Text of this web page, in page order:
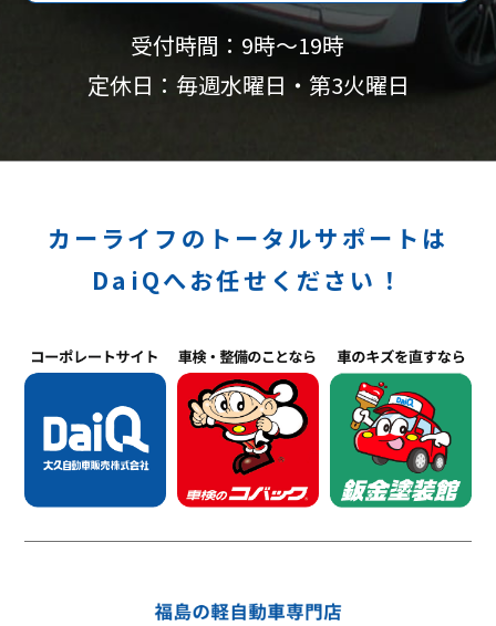
受付時間：9時〜19時
定休日：毎週水曜日・第3火曜日
カーライフのトータルサポートは
DaiQへお任せください！